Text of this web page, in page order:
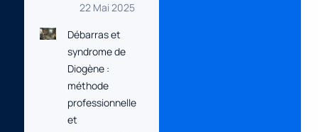
22 Mai 2025
Débarras et
syndrome de
Diogène :
méthode
professionnelle
et